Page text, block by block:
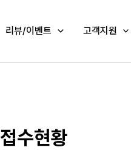
리뷰/이벤트 고객지원
접수현황